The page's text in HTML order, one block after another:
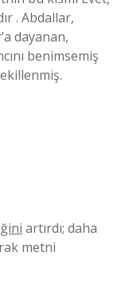
. Abdallar,
dayanan,
benimsemiş
artırdı; daha
metni